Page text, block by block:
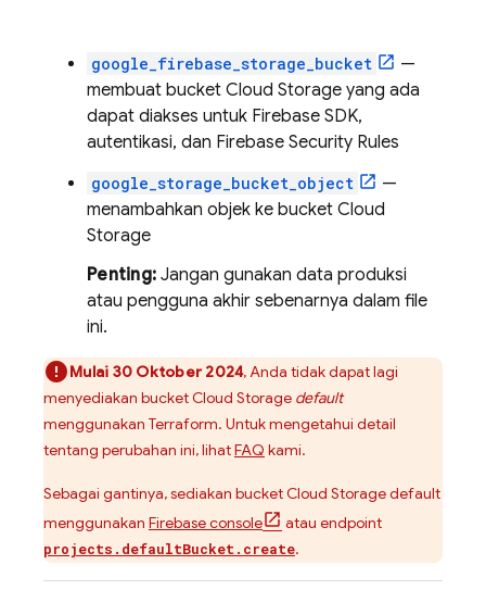
google_firebase_storage_bucket
—
membuat bucket Cloud Storage yang ada
dapat diakses untuk Firebase SDK,
autentikasi, dan Firebase Security Rules
google_storage_bucket_object
—
menambahkan objek ke bucket Cloud
Storage
Penting: Jangan gunakan data produksi
atau pengguna akhir sebenarnya dalam file
ini.
Mulai 30 Oktober 2024, Anda tidak dapat lagi
menyediakan bucketCloud Storage default
menggunakan Terraform. Untuk mengetahui detail
tentang perubahan ini, lihatFAQ kami.
Sebagai gantinya, sediakan bucketCloud Storagedefault
menggunakan Firebaseconsole atau endpoint
projects.defaultBucket.create.